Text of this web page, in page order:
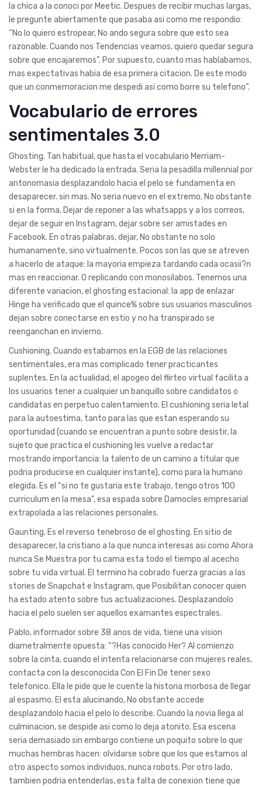
la chica a la conoci por Meetic. Despues de recibir muchas largas,
le pregunte abiertamente que pasaba asi­ como me respondio:
“No lo quiero estropear, No ando segura sobre que esto sea
razonable. Cuando nos Tendencias veamos, quiero quedar segura
sobre que encajaremos”. Por supuesto, cuanto mas hablabamos,
mas expectativas habia de esa primera citacion. De este modo
que un conmemoracion me despedi asi­ como borre su telefono”.
Vocabulario de errores
sentimentales 3.0
Ghosting. Tan habitual, que hasta el vocabulario Merriam-
Webster le ha dedicado la entrada. Seri­a la pesadilla millennial por
antonomasia desplazandolo hacia el pelo se fundamenta en
desaparecer. sin mas. No seri­a nuevo en el extremo, No obstante
si en la forma. Dejar de reponer a las whatsapps y a los correos,
dejar de seguir en Instagram, dejar sobre ser amistades en
Facebook. En otras palabras, dejar, No obstante no solo
humanamente, sino virtualmente. Pocos son las que se atreven
a hacerlo de ataque: la mayoria empieza tardando cada ocasii?n
mas en reaccionar. O replicando con monosilabos. Tenemos una
diferente variacion, el ghosting estacional: la app de enlazar
Hinge ha verificado que el quince% sobre sus usuarios masculinos
dejan sobre conectarse en esti­o y no ha transpirado se
reenganchan en invierno.
Cushioning. Cuando estabamos en la EGB de las relaciones
sentimentales, era mas complicado tener practicantes
suplentes. En la actualidad, el apogeo del flirteo virtual facilita a
los usuarios tener a cualquier un banquillo sobre candidatos o
candidatas en perpetuo calentamiento. El cushioning seri­a letal
para la autoestima, tanto para las que estan esperando su
oportunidad (cuando se encuentran a punto sobre desistir, la
sujeto que practica el cushioning les vuelve a redactar
mostrando importancia: la talento de un camino a titular que
podria producirse en cualquier instante), como para la humano
elegida. Es el “si no te gustaria este trabajo, tengo otros 100
curriculum en la mesa”, esa espada sobre Damocles empresarial
extrapolada a las relaciones personales.
Gaunting. Es el reverso tenebroso de el ghosting. En sitio de
desaparecer, la cristiano a la que nunca interesas asi­ como Ahora
nunca Se Muestra por tu cama esta todo el tiempo al acecho
sobre tu vida virtual. El termino ha cobrado fuerza gracias a las
stories de Snapchat e Instagram, que Posibilitan conocer quien
ha estado atento sobre tus actualizaciones. Desplazandolo
hacia el pelo suelen ser aquellos examantes espectrales.
Pablo, informador sobre 38 anos de vida, tiene una vision
diametralmente opuesta: “?Has conocido Her? Al comienzo
sobre la cinta, cuando el intenta relacionarse con mujeres reales,
contacta con la desconocida Con El Fin De tener sexo
telefonico. Ella le pide que le cuente la historia morbosa de llegar
al espasmo. El esta alucinando, No obstante accede
desplazandolo hacia el pelo lo describe. Cuando la novia llega al
culminacion, se despide asi­ como lo deja atonito. Esa escena
seri­a demasiado sin embargo contiene un poquito sobre lo que
muchas hembras hacen: olvidarse sobre que los que estamos al
otro aspecto somos individuos, nunca robots. Por otro lado,
tambien podria entenderlas, esta falta de conexion tiene que